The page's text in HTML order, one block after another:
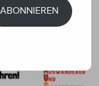
ABONNIEREN